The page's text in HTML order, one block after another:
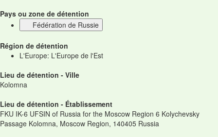
Pays ou zone de détention
Fédération de Russie
Région de détention
L'Europe: L'Europe de l'Est
Lieu de détention - Ville
Kolomna
Lieu de détention - Établissement
FKU IK-6 UFSIN of Russia for the Moscow Region 6 Kolychevsky
Passage Kolomna, Moscow Region, 140405 Russia